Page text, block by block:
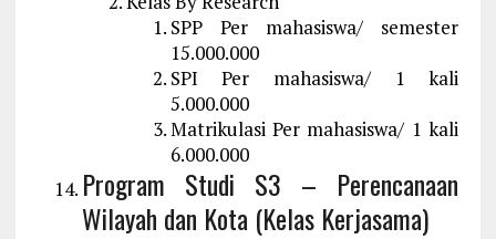
SPP Per mahasiswa/ semester
15.000.000
SPI Per mahasiswa/ 1 kali
5.000.000
Matrikulasi Per mahasiswa/ 1 kali
6.000.000
Program Studi S3 – Perencanaan
Wilayah dan Kota (Kelas Kerjasama)